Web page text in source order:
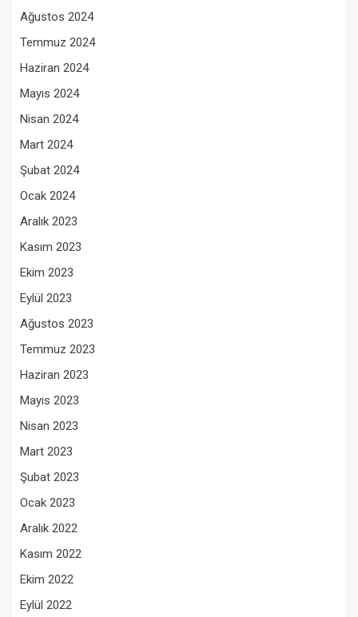
Ağustos 2024
Temmuz 2024
Haziran 2024
Mayıs 2024
Nisan 2024
Mart 2024
Şubat 2024
Ocak 2024
Aralık 2023
Kasım 2023
Ekim 2023
Eylül 2023
Ağustos 2023
Temmuz 2023
Haziran 2023
Mayıs 2023
Nisan 2023
Mart 2023
Şubat 2023
Ocak 2023
Aralık 2022
Kasım 2022
Ekim 2022
Eylül 2022